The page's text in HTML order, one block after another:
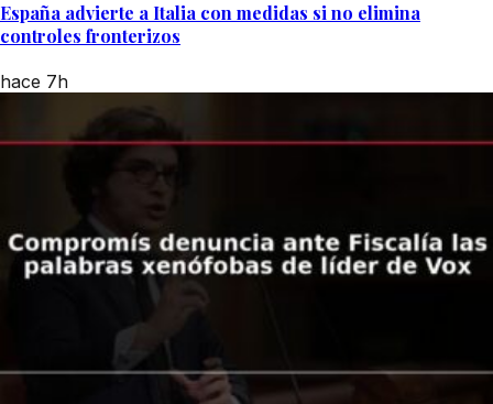
España advierte a Italia con medidas si no elimina
controles fronterizos
hace 7h